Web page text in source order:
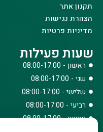
תקנון אתר
הצהרת נגישות
מדיניות פרטיות
שעות פעילות
ראשון - 08:00-17:00
שני - 08:00-17:00
שלישי - 08:00-17:00
רביעי - 08:00-17:00
חמישי - 08:00-17:00